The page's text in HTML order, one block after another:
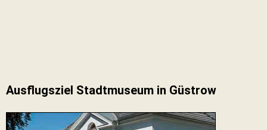
Ausflugsziel Stadtmuseum in Güstrow